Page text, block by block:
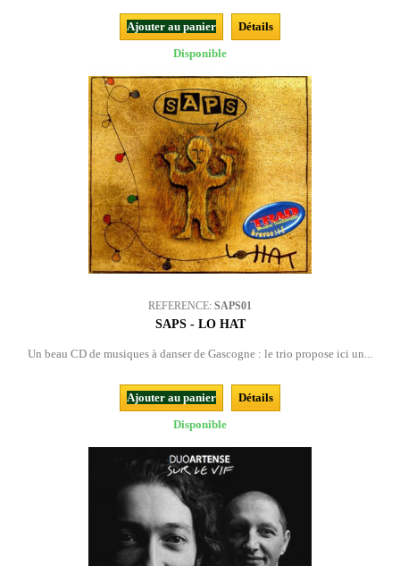
Ajouter au panier
Détails
Disponible
REFERENCE: SAPS01
SAPS - LO HAT
Un beau CD de musiques à danser de Gascogne : le trio propose ici un...
Ajouter au panier
Détails
Disponible